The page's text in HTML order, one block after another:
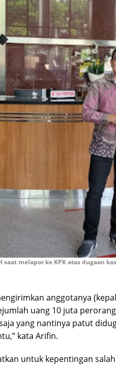
saat melapor ke KPK atas dugaan
anggotanya
uang 10 juta
yang nantinya patut
kata Arifin.
untuk kepentingan